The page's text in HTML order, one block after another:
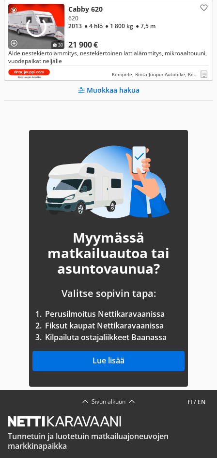
30
Cabby 620
21 900 €
620
2013 ● 4 hlö ● 1 800 kg ● 7,5 m
Alde nestekiertolämmitys, nestekiertoinen lattialämmitys, mikroaaltouuni,
vuodepaikat neljälle
Kempele, Rinta-Joupin Autoliike, Kempele
Muokkaa hakua
Myymässä
matkailuautoa tai
asuntovaunua?
Valitse sopivin tapa:
1. Perusilmoitus Nettikaravaanissa
2. Fiksut kaupat Nettikaravaanissa
3. Kilpailuta ostajaliikkeet Baanassa
Lue lisää
FI / EN
Sivun alkuun
Tunnetuin ja luotetuin matkailuajoneuvojen
markkinapaikka